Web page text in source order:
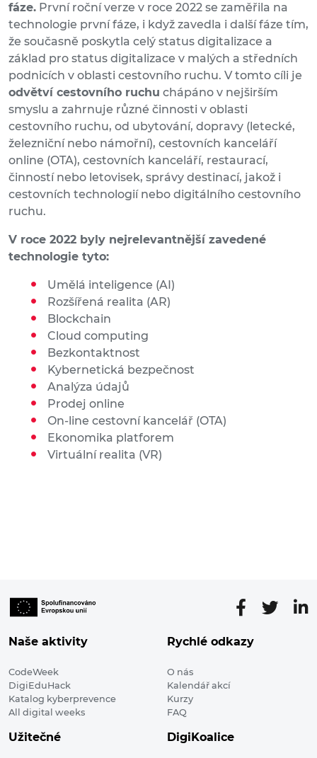
fáze. První roční verze v roce 2022 se zaměřila na
technologie první fáze, i když zavedla i další fáze tím,
že současně poskytla celý status digitalizace a
základ pro status digitalizace v malých a středních
podnicích v oblasti cestovního ruchu. V tomto cíli je
odvětví cestovního ruchu chápáno v nejširším
smyslu a zahrnuje různé činnosti v oblasti
cestovního ruchu, od ubytování, dopravy (letecké,
železniční nebo námořní), cestovních kanceláří
online (OTA), cestovních kanceláří, restaurací,
činností nebo letovisek, správy destinací, jakož i
cestovních technologií nebo digitálního cestovního
ruchu.
V roce 2022 byly nejrelevantnější zavedené
technologie tyto:
Umělá inteligence (AI)
Rozšířená realita (AR)
Blockchain
Cloud computing
Bezkontaktnost
Kybernetická bezpečnost
Analýza údajů
Prodej online
On-line cestovní kancelář (OTA)
Ekonomika platforem
Virtuální realita (VR)
Naše aktivity
CodeWeek
DigiEduHack
Katalog kyberprevence
All digital weeks
Rychlé odkazy
O nás
Kalendář akcí
Kurzy
FAQ
Užitečné DigiKoalice